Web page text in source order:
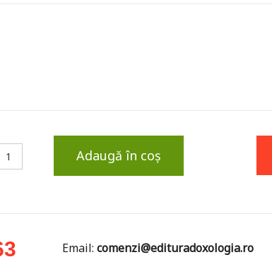
Adaugă în coș
Email:comenzi@edituradoxologia.ro